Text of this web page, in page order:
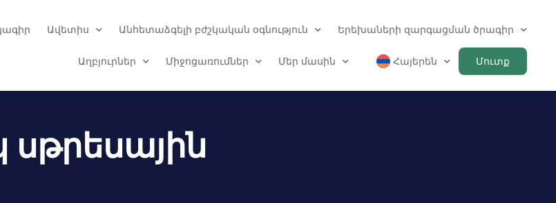
Ավետիս Անհետաձգելի բժշկական օգնություն Երեխաների զարգացման ծրագիր
Աղբյուրներ Միջոցառումներ Մեր մասին Մուտք
Հայերեն